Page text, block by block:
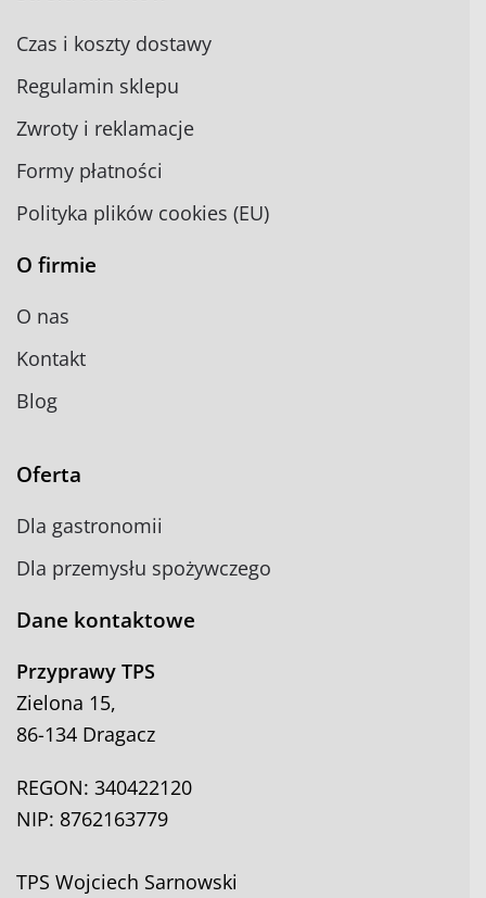
Czas i koszty dostawy
Regulamin sklepu
Zwroty i reklamacje
Formy płatności
Polityka plików cookies (EU)
O firmie
O nas
Kontakt
Blog
Oferta
Dla gastronomii
Dla przemysłu spożywczego
Dane kontaktowe
Przyprawy TPS
Zielona 15,
86-134 Dragacz
REGON: 340422120
NIP: 8762163779
TPS Wojciech Sarnowski